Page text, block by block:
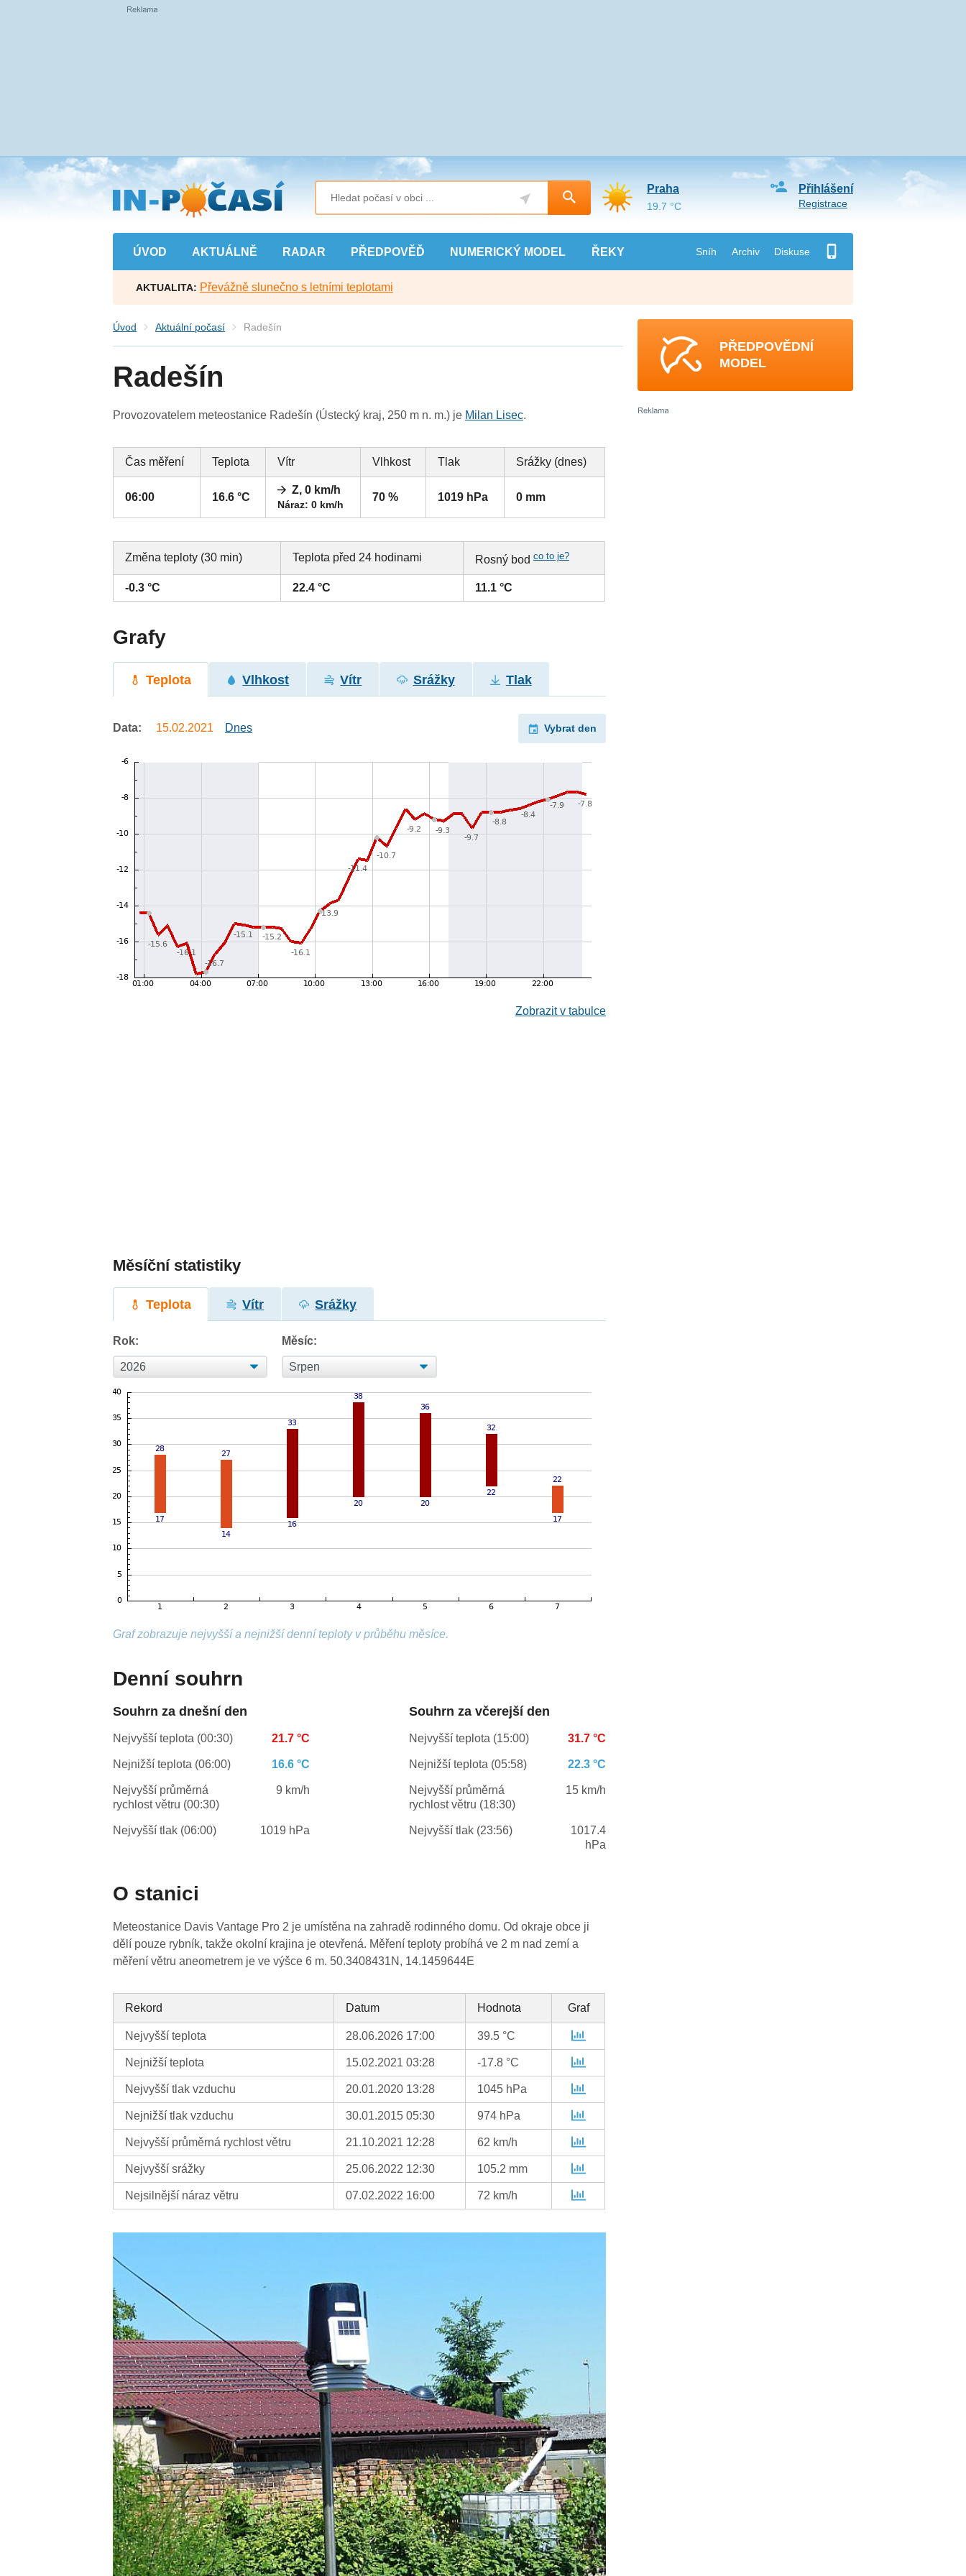
Přejít
na
hlavní
obsah
ÚVOD AKTUÁLNĚ RADAR PŘEDPOVĚĎ NUMERICKÝ MODEL ŘEKY Sníh Archiv Diskuse
Přihlášení
Registrace
Praha
19.7 °C
AKTUALITA: Převážně slunečno s letními teplotami
Úvod Aktuální počasí Radešín
Radešín
Provozovatelem meteostanice Radešín (Ústecký kraj, 250 m n. m.) je Milan Lisec.
Čas měření Teplota Vítr Vlhkost Tlak Srážky (dnes)
06:00 16.6 °C
Z, 0 km/h
Náraz: 0 km/h
70 % 1019 hPa 0 mm
Změna teploty (30 min) Teplota před 24 hodinami Rosný bodco to je?
-0.3 °C 22.4 °C 11.1 °C
Grafy
Teplota Vlhkost Vítr Srážky Tlak
Data: 15.02.2021 Dnes Vybrat den
Zobrazit v tabulce
Měsíční statistiky
Teplota Vítr Srážky
Rok: Měsíc:
Graf zobrazuje nejvyšší a nejnižší denní teploty v průběhu měsíce.
Denní souhrn
Souhrn za dnešní den
Nejvyšší teplota (00:30) 21.7 °C
Nejnižší teplota (06:00) 16.6 °C
Nejvyšší průměrná
rychlost větru (00:30)
9 km/h
Nejvyšší tlak (06:00) 1019 hPa
Souhrn za včerejší den
Nejvyšší teplota (15:00) 31.7 °C
Nejnižší teplota (05:58) 22.3 °C
Nejvyšší průměrná
rychlost větru (18:30)
15 km/h
Nejvyšší tlak (23:56)
1017.4
hPa
O stanici
Meteostanice Davis Vantage Pro 2 je umístěna na zahradě rodinného domu. Od okraje obce ji
dělí pouze rybník, takže okolní krajina je otevřená. Měření teploty probíhá ve 2 m nad zemí a
měření větru aneometrem je ve výšce 6 m. 50.3408431N, 14.1459644E
Rekord Datum Hodnota Graf
Nejvyšší teplota 28.06.2026 17:00 39.5 °C
Nejnižší teplota 15.02.2021 03:28 -17.8 °C
Nejvyšší tlak vzduchu 20.01.2020 13:28 1045 hPa
Nejnižší tlak vzduchu 30.01.2015 05:30 974 hPa
Nejvyšší průměrná rychlost větru 21.10.2021 12:28 62 km/h
Nejvyšší srážky 25.06.2022 12:30 105.2 mm
Nejsilnější náraz větru 07.02.2022 16:00 72 km/h
PŘEDPOVĚDNÍ
MODEL